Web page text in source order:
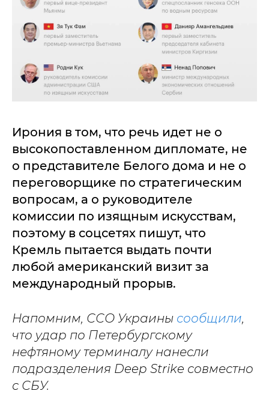
Ирония в том, что речь идет не о
высокопоставленном дипломате, не
о представителе Белого дома и не о
переговорщике по стратегическим
вопросам, а о руководителе
комиссии по изящным искусствам,
поэтому в соцсетях пишут, что
Кремль пытается выдать почти
любой американский визит за
международный прорыв.
Напомним, ССО Украины сообщили,
что удар по Петербургскому
нефтяному терминалу нанесли
подразделения Deep Strike совместно
с СБУ.